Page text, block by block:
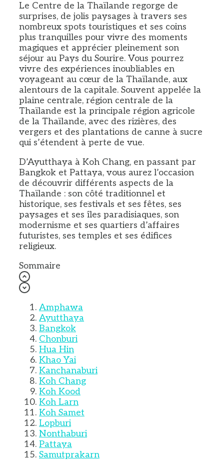
Le Centre de la Thaïlande regorge de
surprises, de jolis paysages à travers ses
nombreux spots touristiques et ses coins
plus tranquilles pour vivre des moments
magiques et apprécier pleinement son
séjour au Pays du Sourire. Vous pourrez
vivre des expériences inoubliables en
voyageant au cœur de la Thaïlande, aux
alentours de la capitale. Souvent appelée la
plaine centrale, région centrale de la
Thaïlande est la principale région agricole
de la Thaïlande, avec des rizières, des
vergers et des plantations de canne à sucre
qui s’étendent à perte de vue.
D’Ayutthaya à Koh Chang, en passant par
Bangkok et Pattaya, vous aurez l’occasion
de découvrir différents aspects de la
Thaïlande : son côté traditionnel et
historique, ses festivals et ses fêtes, ses
paysages et ses îles paradisiaques, son
modernisme et ses quartiers d’affaires
futuristes, ses temples et ses édifices
religieux.
Sommaire
Amphawa
Ayutthaya
Bangkok
Chonburi
Hua Hin
Khao Yai
Kanchanaburi
Koh Chang
Koh Kood
Koh Larn
Koh Samet
Lopburi
Nonthaburi
Pattaya
Samutprakarn